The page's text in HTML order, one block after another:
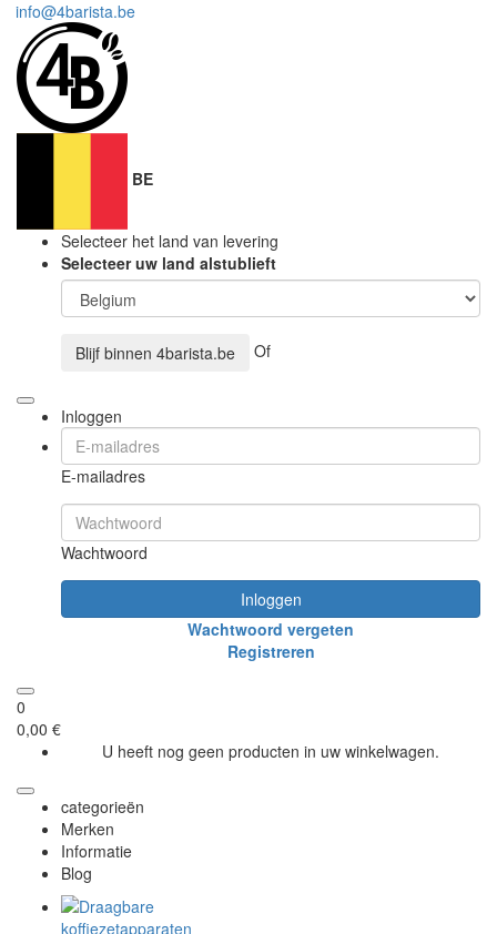
info@4barista.be
BE
Selecteer het land van levering
Selecteer uw land alstublieft
Blijf binnen 4barista.be Of
Inloggen
E-mailadres
Wachtwoord
Inloggen
Wachtwoord vergeten
Registreren
0
0,00 €
U heeft nog geen producten in uw winkelwagen.
categorieën
Merken
Informatie
Blog